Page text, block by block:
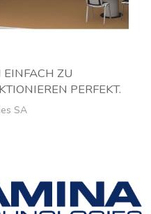
ZU
PERFEKT.
SA